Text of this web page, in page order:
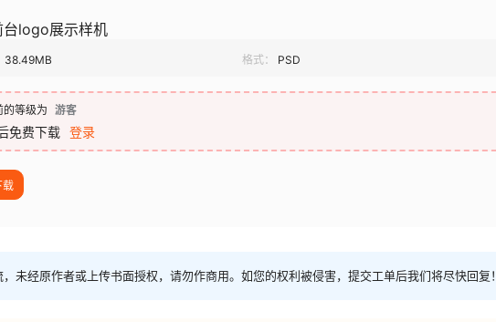
台logo展示样机
38.49MB 格式： PSD
的等级为 游客
免费下载 登录
载
未经原作者或上传书面授权，请勿作商用。如您的权利被侵害，提交工单后我们将尽快回复！